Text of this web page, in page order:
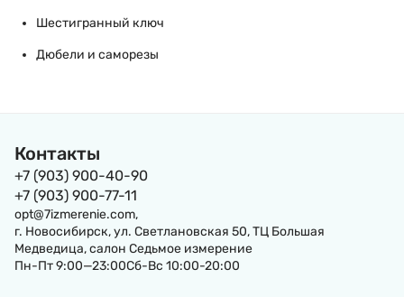
Шестигранный ключ
Дюбели и саморезы
Контакты
+7 (903) 900-40-90
+7 (903) 900-77-11
opt@7izmerenie.com,
г. Новосибирск, ул. Светлановская 50, ТЦ Большая
Медведица, салон Седьмое измерение
Пн-Пт 9:00—23:00Сб-Вс 10:00-20:00